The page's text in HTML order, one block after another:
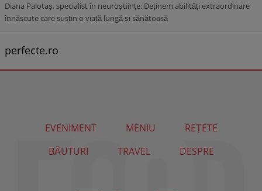
Diana Palotaș, specialist în neuroștiințe: Deținem abilități extraordinare
înnăscute care susțin o viață lungă și sănătoasă
perfecte.ro
EVENIMENT MENIU
REȚETE
BĂUTURI
TRAVEL DESPRE